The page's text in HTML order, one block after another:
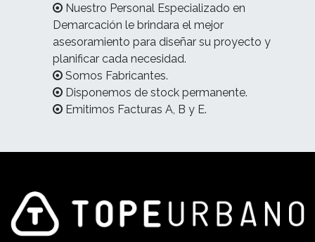
Nuestro Personal Especializado en
Demarcación le brindara el mejor
asesoramiento para diseñar su proyecto y
planificar cada necesidad.
Somos Fabricantes.
Disponemos de stock permanente.
Emitimos Facturas A, B y E.